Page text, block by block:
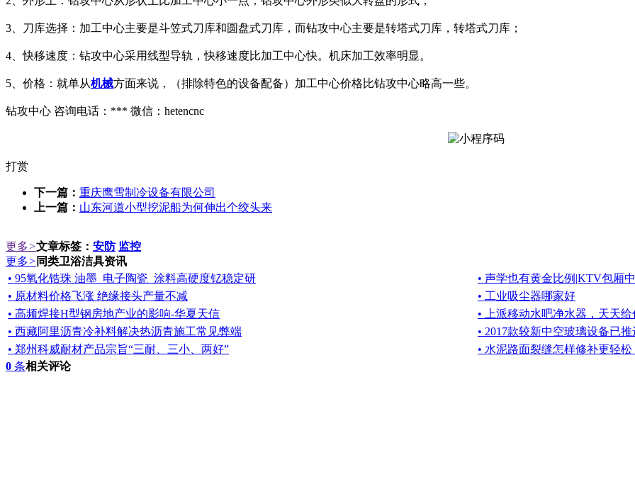
3、刀库选择：加工中心主要是斗笠式刀库和圆盘式刀库，而钻攻中心主要是转塔式刀库，转塔式刀库；
4、快移速度：钻攻中心采用线型导轨，快移速度比加工中心快。机床加工效率明显。
5、价格：就单从机械方面来说，（排除特色的设备配备）加工中心价格比钻攻中心略高一些。
钻攻中心 咨询电话：*** 微信：hetencnc
打赏
下一篇： 重庆鹰雪制冷设备有限公司
上一篇： 山东河道小型挖泥船为何伸出个绞头来
更多>文章标签： 安防 监控
更多> 同类卫浴洁具资讯
• 95氧化锆珠 油墨_电子陶瓷_涂料高硬度钇稳定研
• 声学也有黄金比例|KTV包厢
• 原材料价格飞涨 绝缘接头产量不减
• 工业吸尘器哪家好
• 高频焊接H型钢房地产业的影响-华夏天信
• 上派移动水吧净水器，天天
• 西藏阿里沥青冷补料解决热沥青施工常见弊端
• 2017款较新中空玻璃设备已
• 郑州科威耐材产品宗旨“三耐、三小、两好”
• 水泥路面裂缝怎样修补更轻
0 条相关评论